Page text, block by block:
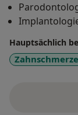
Hauptsächlich